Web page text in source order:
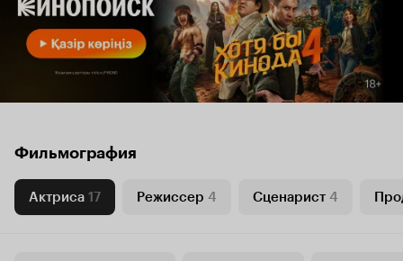
Фильмография
Актриса 17 Режиссер 4 Сценарист 4